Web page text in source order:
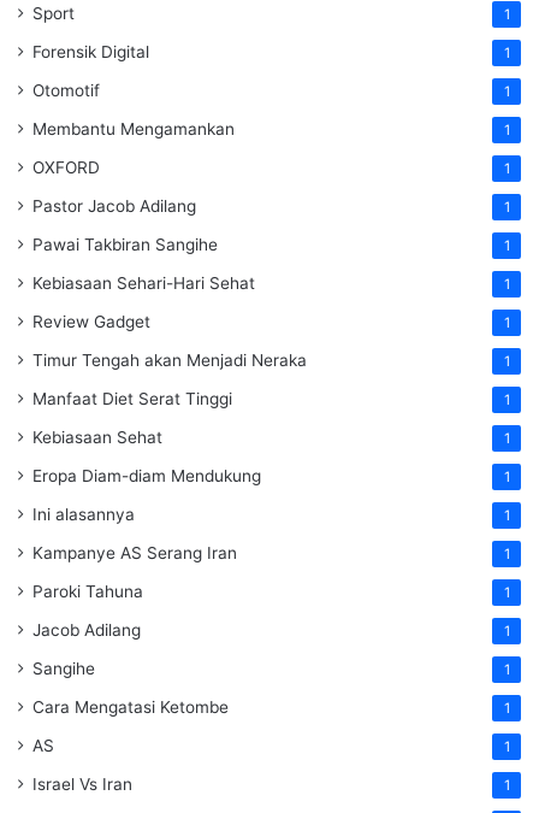
Sport 1
Forensik Digital 1
Otomotif 1
Membantu Mengamankan 1
OXFORD 1
Pastor Jacob Adilang 1
Pawai Takbiran Sangihe 1
Kebiasaan Sehari-Hari Sehat 1
Review Gadget 1
Timur Tengah akan Menjadi Neraka 1
Manfaat Diet Serat Tinggi 1
Kebiasaan Sehat 1
Eropa Diam-diam Mendukung 1
Ini alasannya 1
Kampanye AS Serang Iran 1
Paroki Tahuna 1
Jacob Adilang 1
Sangihe 1
Cara Mengatasi Ketombe 1
AS 1
Israel Vs Iran 1